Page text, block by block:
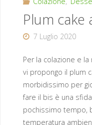
Plum cake
7 Luglio 2020
Per la colazione e
vi propongo il plum
morbidissimo per
fare il bis è una
pochissimo tempo,
temperatura